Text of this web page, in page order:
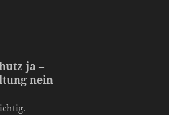
ja –
nein